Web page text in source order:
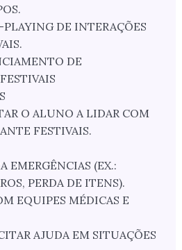
DE INTERAÇÕES
DE
O ALUNO A LIDAR COM
FESTIVAIS.
EMERGÊNCIAS (EX.:
PERDA DE ITENS).
EQUIPES MÉDICAS E
AJUDA EM SITUAÇÕES